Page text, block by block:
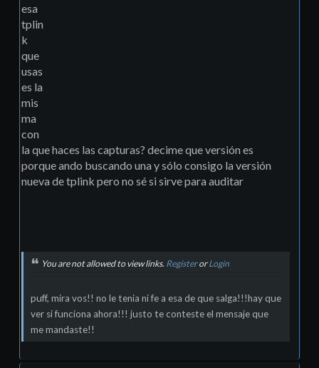
esa
tplin
k
que
usas
es la
mis
ma
con
la que haces las capturas? decime que versión es
porque ando buscando una y sólo consigo la versión
nueva de tplink pero no sé si sirve para auditar
You are not allowed to view links. RegisterorLogin
puff, mira vos!! no le tenia ni fe a esa de que salga!!!hay que
ver si funciona ahora!!! justo te conteste el mensaje que
me mandaste!!